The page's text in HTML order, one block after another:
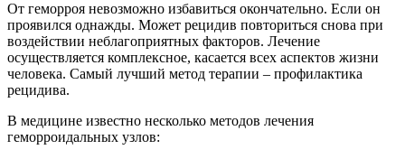
От геморроя невозможно избавиться окончательно. Если он
проявился однажды. Может рецидив повториться снова при
воздействии неблагоприятных факторов. Лечение
осуществляется комплексное, касается всех аспектов жизни
человека. Самый лучший метод терапии – профилактика
рецидива.
В медицине известно несколько методов лечения
геморроидальных узлов: